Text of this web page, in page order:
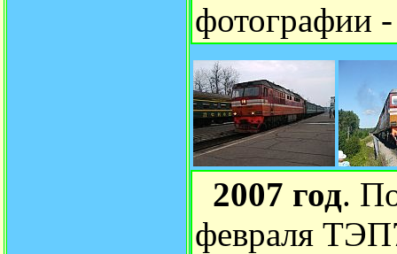
фотографии
2007 год.
февраля